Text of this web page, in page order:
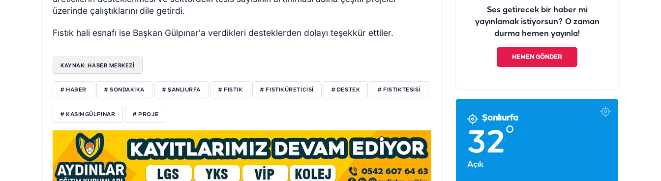
üzerinde çalıştıklarını dile getirdi.
Fıstık hali esnafı ise Başkan Gülpınar'a verdikleri desteklerden dolayı teşekkür ettiler.
KAYNAK: HABER MERKEZI
# HABER # SONDAKİKA # ŞANLIURFA # FISTIK # FISTIKÜRETİCİSİ # DESTEK # FISTIKTESİSİ
# KASIMGÜLPINAR # PROJE
Ses getirecek bir haber mi
yayınlamak istiyorsun? O zaman
durma hemen yayınla!
HEMEN GÖNDER
Şanlıurfa
32°
Açık